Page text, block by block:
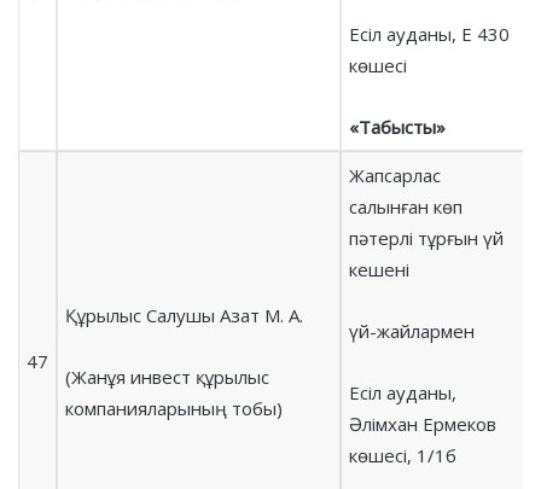
Есіл ауданы, Е 430
көшесі
«Табысты»
47
Құрылыс Салушы Азат М. А.
(Жанұя инвест құрылыс
компанияларының тобы)
Жапсарлас
салынған көп
пәтерлі тұрғын үй
кешені
үй-жайлармен
Есіл ауданы,
Әлімхан Ермеков
көшесі, 1/1б